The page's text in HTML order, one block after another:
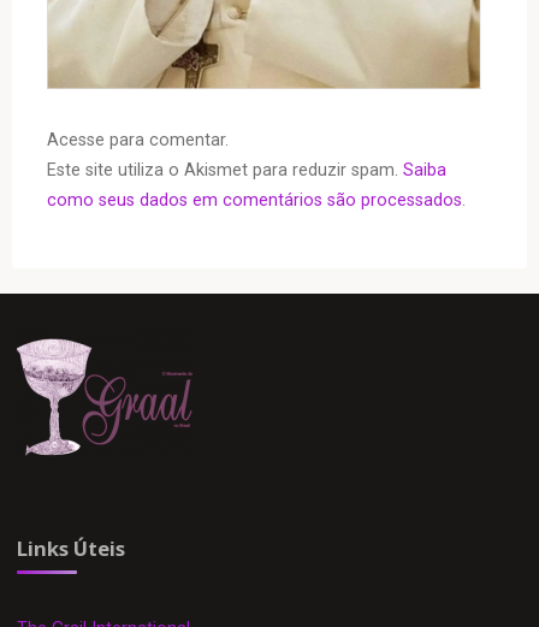
Acesse para comentar.
Este site utiliza o Akismet para reduzir spam. Saiba
como seus dados em comentários são processados.
Links Úteis